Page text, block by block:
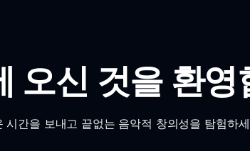
오신 것을 환영
시간을 보내고 끝없는 음악적 창의성을 탐험하